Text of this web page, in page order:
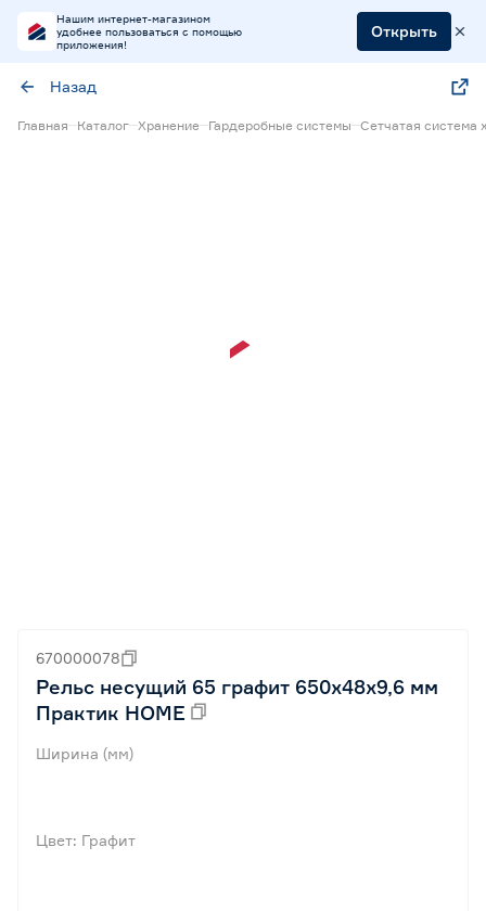
Нашим интернет-магазином
удобнее пользоваться с помощью
приложения!
Открыть
Назад
Главная Каталог Хранение Гардеробные системы Сетчатая система
670000078
Рельс несущий 65 графит 650х48x9,6 мм
Практик HOME
Ширина (мм)
Цвет: Графит